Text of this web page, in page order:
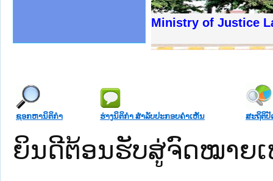
Ministry of Justice
ຊາຊົນ ພາກເໜືອ
ການ
ກາງ
ກໃຕ້
ນຕຳຫຼວດປະຊາຊົນ
ສັນຕິບານປະຊາຊົນ
ກເໜືອ
ຊາຊົນ ພາກກາງ
ຊອກຫານິຕິກໍາ ຮ່າງນິຕິກໍາ ສໍາລັບປະກອບຄໍາເຫັນ ສະຖິຕິປັ
ຍິນດີຕ້ອນຮັບສູ່ຈົດໝາຍເ